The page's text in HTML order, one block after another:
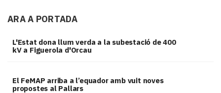
ARA A PORTADA
L'Estat dona llum verda a la subestació de 400
kV a Figuerola d'Orcau
El FeMAP arriba a l’equador amb vuit noves
propostes al Pallars